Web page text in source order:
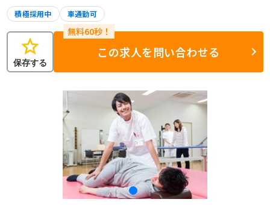
積極採用中 車通勤可
star
保存する
この求人を問い合わせる